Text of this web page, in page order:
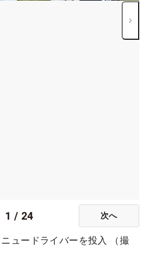
1 / 24 次へ
ュードライバーを投入 （撮